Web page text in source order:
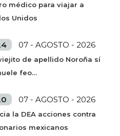
médico para viajar a
Unidos
07 - AGOSTO - 2026
de apellido Noroña sí
feo…
07 - AGOSTO - 2026
la DEA acciones contra
mexicanos